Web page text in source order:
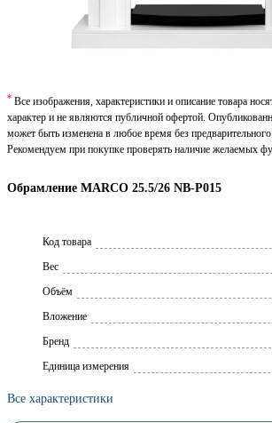
Обрамление MARCO 25.5/26 NB-P015
Код товара
Вес
Объём
Вложение
Брeнд
Единица измерения
Все характеристики
* Все изображения, характеристики и описание товара
характер и не являются публичной офертой.
может быть изменена в любое время без
Рекомендуем при покупке проверять наличие желаемых